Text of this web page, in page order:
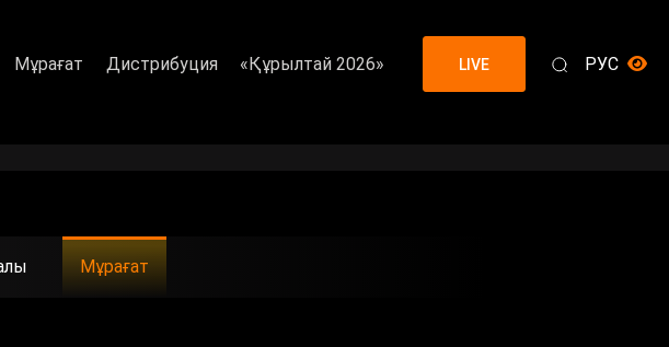
Мұрағат Дистрибуция «Құрылтай 2026» LIVE РУС
Мұрағат